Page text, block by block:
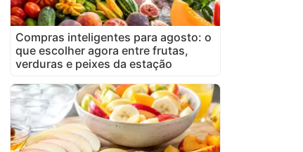
Compras inteligentes para agosto: o
que escolher agora entre frutas,
verduras e peixes da estação